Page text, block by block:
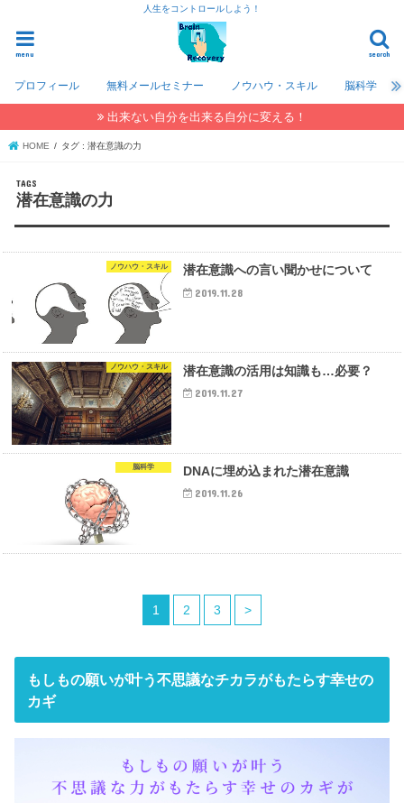
人生をコントロールしよう！
search
menu
プロフィール 無料メールセミナー ノウハウ・スキル 脳科学
出来ない自分を出来る自分に変える！
HOME タグ : 潜在意識の力
潜在意識の力
ノウハウ・スキル 潜在意識への言い聞かせについて
2019.11.28
ノウハウ・スキル 潜在意識の活用は知識も…必要？
2019.11.27
脳科学 DNAに埋め込まれた潜在意識
2019.11.26
1 2 3 >
もしもの願いが叶う不思議なチカラがもたらす幸せの
カギ